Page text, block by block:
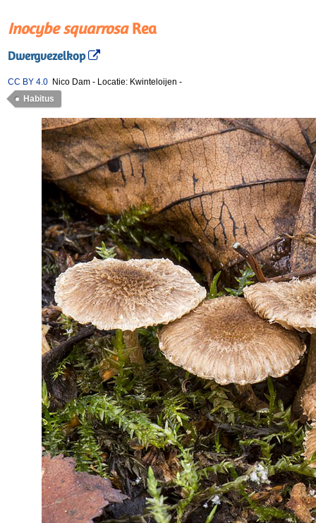
Inocybe squarrosaRea
Dwergvezelkop
CC BY 4.0 Nico Dam - Locatie: Kwinteloijen -
Habitus